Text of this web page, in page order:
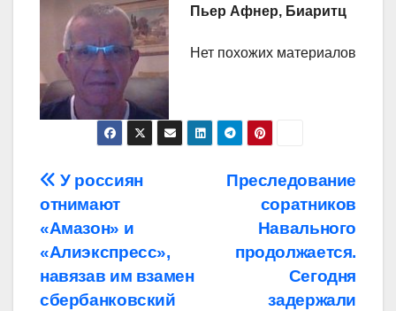
Пьер Афнер, Биаритц
Нет похожих материалов
Навигация
по
записям
Преследование
соратников
Навального
продолжается.
Сегодня
задержали
У россиян
отнимают
«Амазон» и
«Алиэкспресс»,
навязав им взамен
сбербанковский